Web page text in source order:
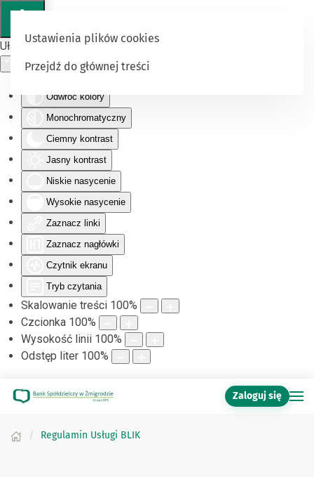
Ułatwienia dostępu
Odwróć kolory
Monochromatyczny
Ciemny kontrast
Jasny kontrast
Niskie nasycenie
Wysokie nasycenie
Zaznacz linki
Zaznacz nagłówki
Czytnik ekranu
Tryb czytania
Skalowanie treści 100%
Czcionka 100%
Wysokość linii 100%
Odstęp liter 100%
Ustawienia plików cookies
Przejdź do głównej treści
Zaloguj się
Regulamin Usługi BLIK